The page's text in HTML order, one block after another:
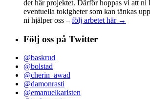
det här projektet. Därför hoppas vi att ni
eventuella tokigheter som kan tänkas
ni hjälper oss – följ arbetet här →
Följ oss på Twitter
@baskrud
@bolstad
@cherin_awad
@damonrasti
@emanuelkarlsten